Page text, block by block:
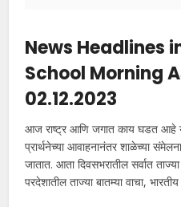
News Headlines
School Morning
02.12.2023
आज राष्ट्र आणि जगात काय घडत आहे याची
प्रार्थनेच्या आवाहनानंतर शाळेच्या
जातात. आता दिवसभरातील सर्वात
परदेशातील ताज्या बातम्या वाचा,